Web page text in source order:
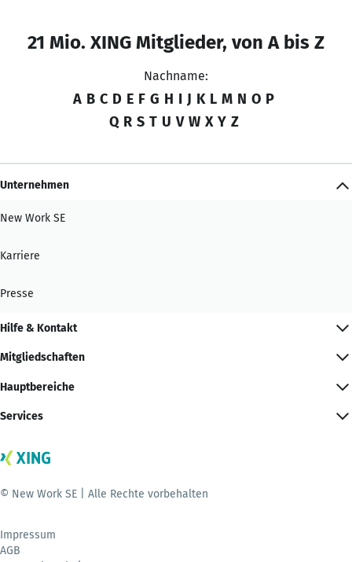
21 Mio. XING Mitglieder, von A bis Z
Nachname:
A B C D E F G H I J K L M N O P
Q R S T U V W X Y Z
Unternehmen
New Work SE
Karriere
Presse
Hilfe & Kontakt
Mitgliedschaften
Hauptbereiche
Services
© New Work SE | Alle Rechte vorbehalten
Impressum
AGB